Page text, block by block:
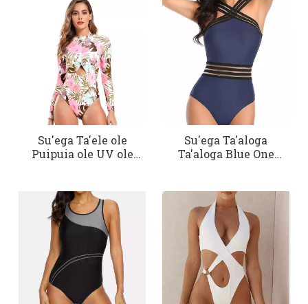
Su'ega Ta'ele ole
Puipuia ole UV ole
Su'ega Ta'aloga
Ta'aloga Blue One